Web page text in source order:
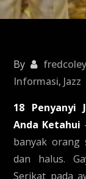
By fredcoley
Informasi, Jazz
18 Penyanyi
Anda Ketahui
banyak orang
dan halus.
Serikat pada